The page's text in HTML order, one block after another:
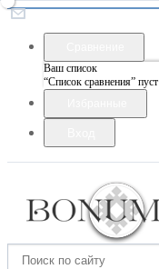
Ваш список
“Список сравнения” пуст